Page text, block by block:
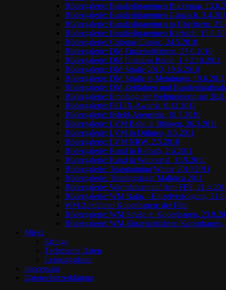
Bildergalerie: Bundesligarennen Buchenau,
Bildergalerie: Bundesligarennen Günzach,
Bildergalerie: Bundesligarennen in Überherrn,
Bildergalerie: Bundesligarennen Karbach,
Bildergalerie: Cologne Classic, 24.5.2010
Bildergalerie: DM Einzelzeitfahren, 27.6.2010
Bildergalerie: DM Omnium Berlin, 1.+2.10.2011
Bildergalerie: DM Straße 2010, 19.6.2010
Bildergalerie: DM Straße in Meiningen, 19.6.2011
Bildergalerie: DM Zeitfahren und
Bildergalerie: Empfang der Weltmeisterin am
Bildergalerie: FELIX-Awards, 9.12.2011
Bildergalerie: Ilsfeld-Auenstein, 18.7.2010
Bildergalerie: LVM Bahn in Büttgen, 26.3.2011
Bildergalerie: LVM in Dülmen, 8.5.2011
Bildergalerie: LVM NRW, 2.5.2010
Bildergalerie: Rund in Refrath, 2.6.2011
Bildergalerie: Rund in Wuppertal, 11.9.2011
Bildergalerie: Teamtraining Winter 2010/2011
Bildergalerie: Trainingslager Mallorca 2011
Bildergalerie: Warmfahren auf dem FES,
Bildergalerie: WM Bahn – Einzelverfolgung,
WM-Zeitfahren Kopenhagen: der Film
Bildergalerie: WM Straße in Kopenhagen,
Bildergalerie: WM-Einzelzeitfahren Kopenhagen,
Mieke
Erfolge
Technische Daten
Leistungsdaten
Impressum
Datenschutzerklärung